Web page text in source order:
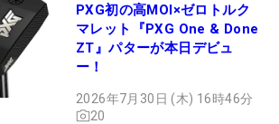
PXG初の高MOI×ゼロトルク
マレット『PXG One & Done
ZT』パターが本日デビュ
ー！
2026年7月30日 (木) 16時46分
20